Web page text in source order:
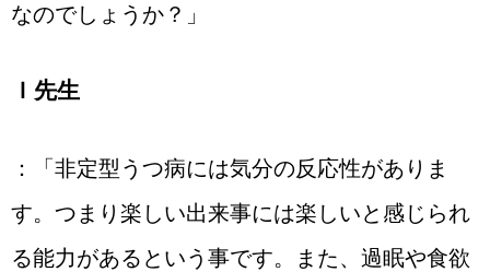
なのでしょうか？」
Ｉ先生
：「非定型うつ病には気分の反応性がありま
す。つまり楽しい出来事には楽しいと感じられ
る能力があるという事です。また、過眠や食欲